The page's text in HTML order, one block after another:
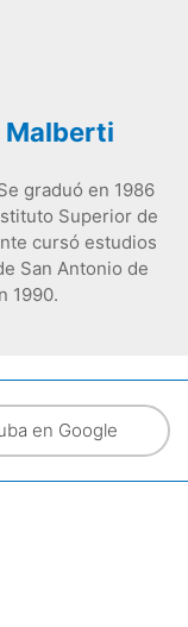
Malberti
graduó en 1986
Superior de
cursó estudios
San Antonio de
1990.
en Google